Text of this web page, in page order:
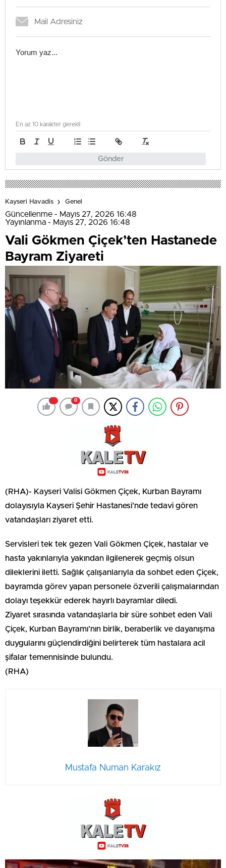
Gönder
En az 10 karakter gerekli
Kayseri Havadis Genel
Güncellenme - Mayıs 27, 2026 16:48
Yayınlanma - Mayıs 27, 2026 16:48
Vali Gökmen Çiçek’ten Hastanede
Bayram Ziyareti
0
(RHA)- Kayseri Valisi Gökmen Çiçek, Kurban Bayramı
dolayısıyla Kayseri Şehir Hastanesi’nde tedavi gören
vatandaşları ziyaret etti.
Servisleri tek tek gezen Vali Gökmen Çiçek, hastalar ve
hasta yakınlarıyla yakından ilgilenerek geçmiş olsun
dileklerini iletti. Sağlık çalışanlarıyla da sohbet eden Çiçek,
bayramda görev yapan personele özverili çalışmalarından
dolayı teşekkür ederek hayırlı bayramlar diledi.
Ziyaret sırasında vatandaşlarla bir süre sohbet eden Vali
Çiçek, Kurban Bayramı’nın birlik, beraberlik ve dayanışma
duygularını güçlendirdiğini belirterek tüm hastalara acil
şifalar temennisinde bulundu.
(RHA)
Mustafa Numan Karakız